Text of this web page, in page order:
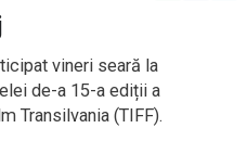
vineri seară la
de-a 15-a ediții a
Transilvania (TIFF).